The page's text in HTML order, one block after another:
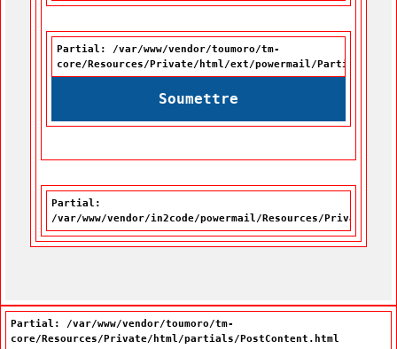
Partial: /var/www/vendor/toumoro/tm-
core/Resources/Private/html/ext/powermail/Partials/
Soumettre
Partial:
/var/www/vendor/in2code/powermail/Resources/Private/
Partial: /var/www/vendor/toumoro/tm-
core/Resources/Private/html/partials/PostContent.html